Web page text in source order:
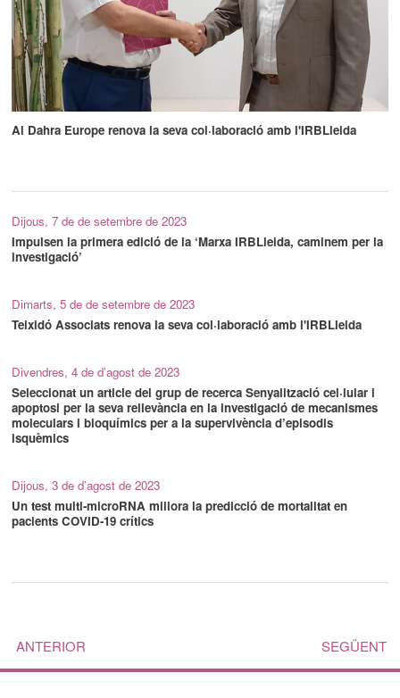
Al Dahra Europe renova la seva col·laboració amb l'IRBLleida
Dijous, 7 de de setembre de 2023
Impulsen la primera edició de la ‘Marxa IRBLleida, caminem per la
investigació’
Dimarts, 5 de de setembre de 2023
Teixidó Associats renova la seva col·laboració amb l'IRBLleida
Divendres, 4 de d’agost de 2023
Seleccionat un article del grup de recerca Senyalització cel·lular i
apoptosi per la seva rellevància en la investigació de mecanismes
moleculars i bioquímics per a la supervivència d’episodis
isquèmics
Dijous, 3 de d’agost de 2023
Un test multi-microRNA millora la predicció de mortalitat en
pacients COVID-19 crítics
ANTERIOR SEGÜENT